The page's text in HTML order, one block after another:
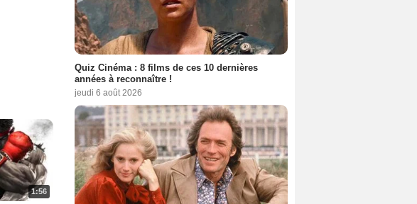
1:56
Quiz Cinéma : 8 films de ces 10 dernières
années à reconnaître !
jeudi 6 août 2026